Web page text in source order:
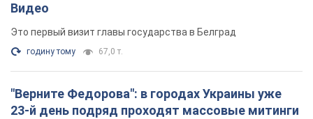
Видео
Это первый визит главы государства в Белград
годину тому 67,0 т.
"Верните Федорова": в городах Украины уже
23-й день подряд проходят массовые митинги